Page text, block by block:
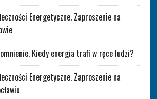
Energetyczne. Zaproszenie na
Kiedy energia trafi w ręce ludzi?
Energetyczne. Zaproszenie na